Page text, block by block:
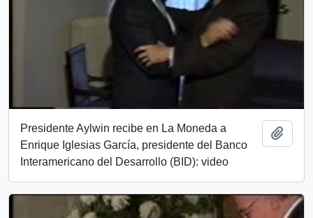
Presidente Aylwin recibe en La Moneda a
Enrique Iglesias García, presidente del Banco
Interamericano del Desarrollo (BID): video